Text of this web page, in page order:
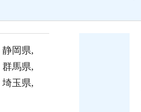
静岡県,
群馬県,
埼玉県,